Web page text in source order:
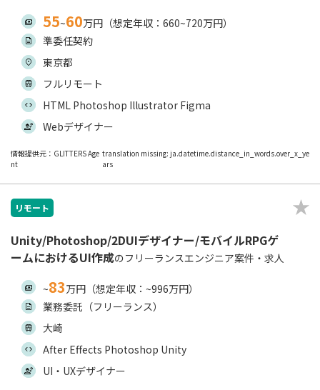
55~60万円（想定年収：660~720万円）
準委任契約
東京都
フルリモート
HTML Photoshop Illustrator Figma
Webデザイナー
情報提供元：GLITTERS Age
nt
translation missing: ja.datetime.distance_in_words.over_x_ye
ars
リモート
Unity/Photoshop/2DUIデザイナー/モバイルRPGゲ
ームにおけるUI作成のフリーランスエンジニア案件・求人
~83万円（想定年収：~996万円）
業務委託（フリーランス）
大崎
After Effects Photoshop Unity
UI・UXデザイナー